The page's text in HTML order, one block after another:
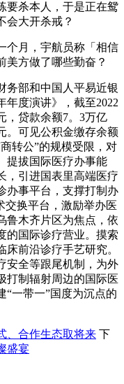
杀本人，于是正在鸳
会大开杀戒？
月，宇航员称「相信
美方做了哪些勤奋？
部和中国人平易近银
年度演讲》，截至2022
，贷款余额7。3万亿
。可见公积金缴存余额
转公”的规模受限，对
提拔国际医疗办事能
，引进国表里高端医疗
办事平台，支撑打制办
交换平台，激励举办医
鲁木齐片区为焦点，依
的国际诊疗营业。摸索
前沿诊疗手艺研究。
安全等跟尾机制，为外
打制辐射周边的国际医
“一带一”国度为沉点的
、合作生态取将来 下
盛宴